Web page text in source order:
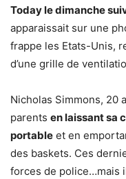
Today le dimanche
apparaissait sur une
frappe les Etats-Unis,
d’une grille de
Nicholas Simmons, 20
parents en laissant sa
portable et en
des baskets. Ces
forces de police…mais